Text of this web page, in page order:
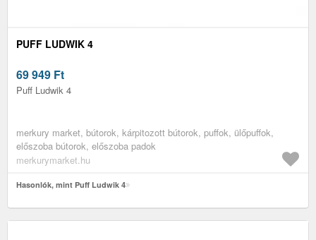
PUFF LUDWIK 4
69 949 Ft
Puff Ludwik 4
merkury market, bútorok, kárpitozott bútorok, puffok, ülőpuffok,
előszoba bútorok, előszoba padok
merkurymarket.hu
Hasonlók, mint Puff Ludwik 4